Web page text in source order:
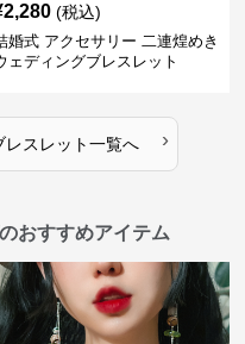
2,280 (税込)
婚式 アクセサリー 二連煌めき
ェディングブレスレット
レスレット一覧へ ›
おすすめアイテム